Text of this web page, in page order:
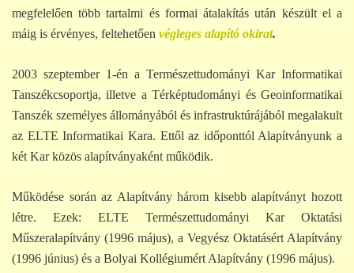
megfelelően több tartalmi és formai átalakítás után készült el a
máig is érvényes, feltehetően végleges alapító okirat.
2003 szeptember 1-én a Természettudományi Kar Informatikai
Tanszékcsoportja, illetve a Térképtudományi és Geoinformatikai
Tanszék személyes állományából és infrastruktúrájából megalakult
az ELTE Informatikai Kara. Ettől az időponttól Alapítványunk a
két Kar közös alapítványaként működik.
Működése során az Alapítvány három kisebb alapítványt hozott
létre. Ezek: ELTE Természettudományi Kar Oktatási
Műszeralapítvány (1996 május), a Vegyész Oktatásért Alapítvány
(1996 június) és a Bolyai Kollégiumért Alapítvány (1996 május).